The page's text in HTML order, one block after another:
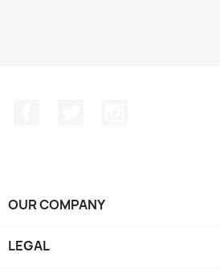
OUR COMPANY
LEGAL